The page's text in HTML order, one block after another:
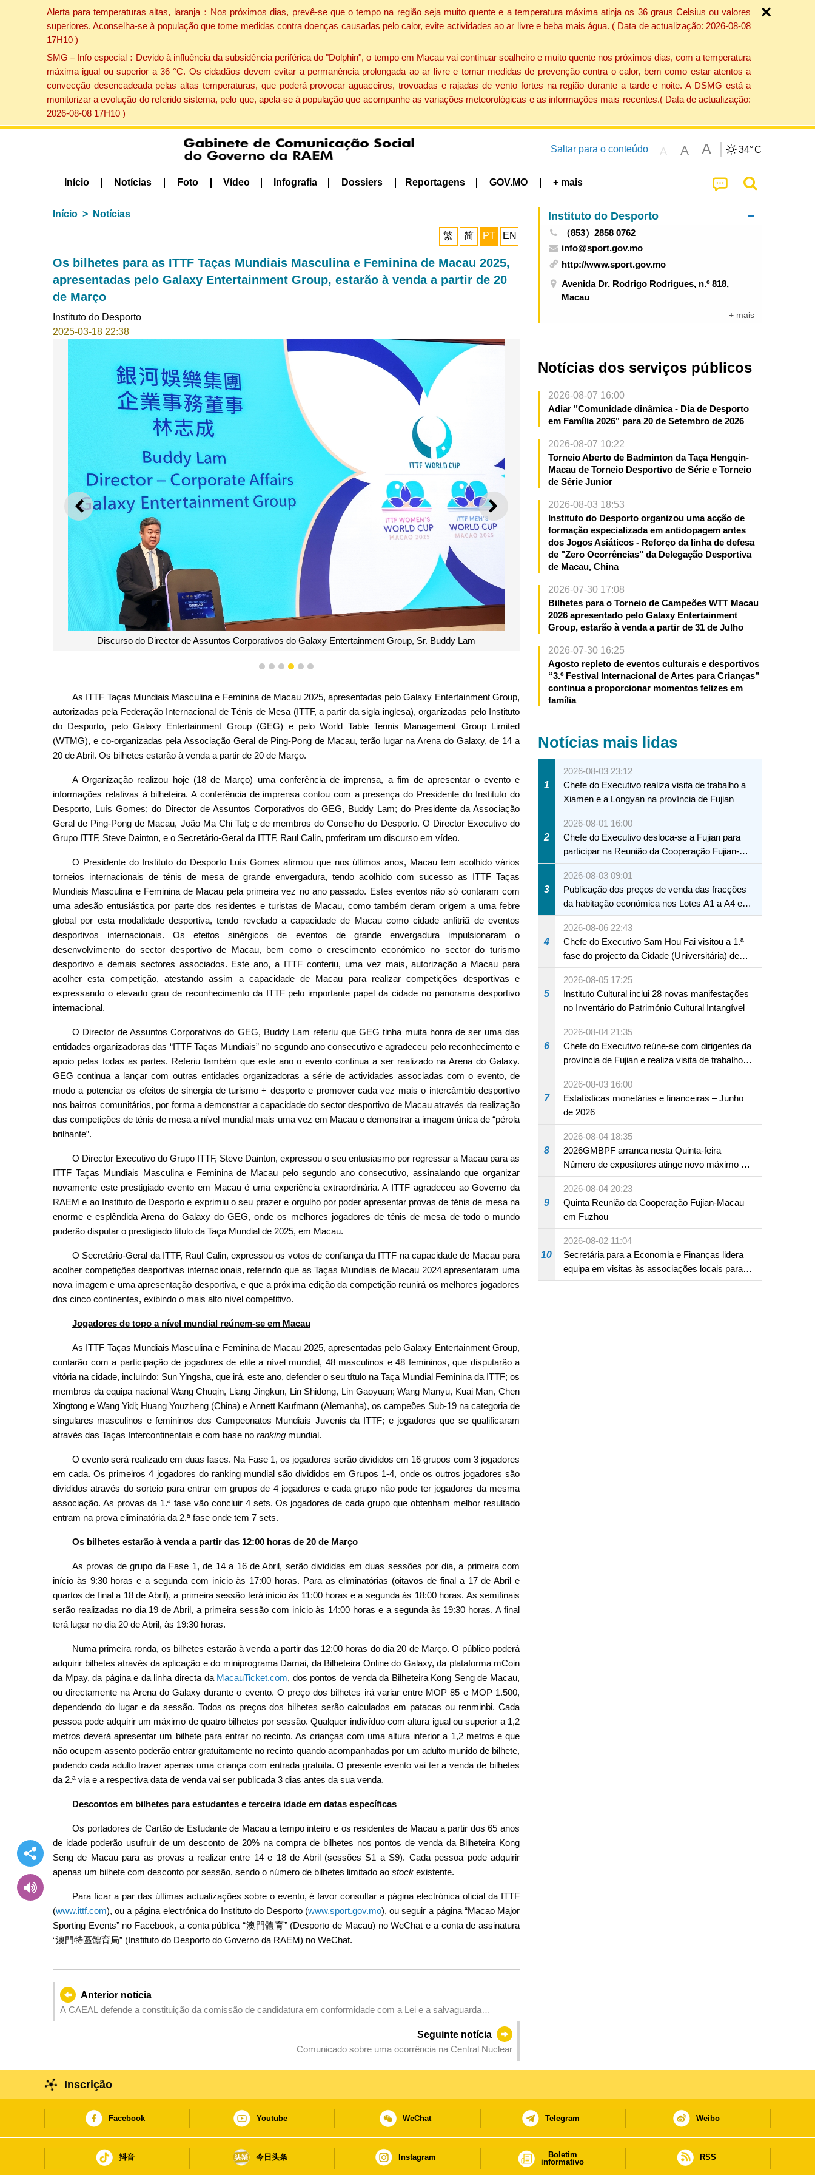
Alerta para temperaturas altas, laranja：Nos próximos dias, prevê-se que o tempo na região seja muito quente e a temperatura máxima atinja os 36 graus Celsius ou valores
superiores. Aconselha-se à população que tome medidas contra doenças causadas pelo calor, evite actividades ao ar livre e beba mais água. ( Data de actualização: 2026-08-08
17H10 )
SMG－Info especial：Devido à influência da subsidência periférica do "Dolphin", o tempo em Macau vai continuar soalheiro e muito quente nos próximos dias, com a temperatura
máxima igual ou superior a 36 °C. Os cidadãos devem evitar a permanência prolongada ao ar livre e tomar medidas de prevenção contra o calor, bem como estar atentos a
convecção desencadeada pelas altas temperaturas, que poderá provocar aguaceiros, trovoadas e rajadas de vento fortes na região durante a tarde e noite. A DSMG está a
monitorizar a evolução do referido sistema, pelo que, apela-se à população que acompanhe as variações meteorológicas e as informações mais recentes.( Data de actualização:
2026-08-08 17H10 )
Saltar para o conteúdo A A A 34°C
Início Notícias Foto Vídeo Infografia Dossiers Reportagens GOV.MO + mais
Início Notícias
繁 简 PT EN
Os bilhetes para as ITTF Taças Mundiais Masculina e Feminina de Macau 2025,
apresentadas pelo Galaxy Entertainment Group, estarão à venda a partir de 20
de Março
Instituto do Desporto
2025-03-18 22:38
ANTERIOR SEGUINTE
Discurso do Director de Assuntos Corporativos do Galaxy Entertainment Group, Sr. Buddy Lam
1 2 3 4 5 6
As ITTF Taças Mundiais Masculina e Feminina de Macau 2025, apresentadas pelo Galaxy Entertainment Group,
autorizadas pela Federação Internacional de Ténis de Mesa (ITTF, a partir da sigla inglesa), organizadas pelo Instituto
do Desporto, pelo Galaxy Entertainment Group (GEG) e pelo World Table Tennis Management Group Limited
(WTMG), e co-organizadas pela Associação Geral de Ping-Pong de Macau, terão lugar na Arena do Galaxy, de 14 a
20 de Abril. Os bilhetes estarão à venda a partir de 20 de Março.
A Organização realizou hoje (18 de Março) uma conferência de imprensa, a fim de apresentar o evento e
informações relativas à bilheteira. A conferência de imprensa contou com a presença do Presidente do Instituto do
Desporto, Luís Gomes; do Director de Assuntos Corporativos do GEG, Buddy Lam; do Presidente da Associação
Geral de Ping-Pong de Macau, João Ma Chi Tat; e de membros do Conselho do Desporto. O Director Executivo do
Grupo ITTF, Steve Dainton, e o Secretário-Geral da ITTF, Raul Calin, proferiram um discurso em vídeo.
O Presidente do Instituto do Desporto Luís Gomes afirmou que nos últimos anos, Macau tem acolhido vários
torneios internacionais de ténis de mesa de grande envergadura, tendo acolhido com sucesso as ITTF Taças
Mundiais Masculina e Feminina de Macau pela primeira vez no ano passado. Estes eventos não só contaram com
uma adesão entusiástica por parte dos residentes e turistas de Macau, como também deram origem a uma febre
global por esta modalidade desportiva, tendo revelado a capacidade de Macau como cidade anfitriã de eventos
desportivos internacionais. Os efeitos sinérgicos de eventos de grande envergadura impulsionaram o
desenvolvimento do sector desportivo de Macau, bem como o crescimento económico no sector do turismo
desportivo e demais sectores associados. Este ano, a ITTF conferiu, uma vez mais, autorização a Macau para
acolher esta competição, atestando assim a capacidade de Macau para realizar competições desportivas e
expressando o elevado grau de reconhecimento da ITTF pelo importante papel da cidade no panorama desportivo
internacional.
O Director de Assuntos Corporativos do GEG, Buddy Lam referiu que GEG tinha muita honra de ser uma das
entidades organizadoras das “ITTF Taças Mundiais” no segundo ano consecutivo e agradeceu pelo reconhecimento e
apoio pelas todas as partes. Referiu também que este ano o evento continua a ser realizado na Arena do Galaxy.
GEG continua a lançar com outras entidades organizadoras a série de actividades associadas com o evento, de
modo a potenciar os efeitos de sinergia de turismo + desporto e promover cada vez mais o intercâmbio desportivo
nos bairros comunitários, por forma a demonstrar a capacidade do sector desportivo de Macau através da realização
das competições de ténis de mesa a nível mundial mais uma vez em Macau e demonstrar a imagem única de “pérola
brilhante”.
O Director Executivo do Grupo ITTF, Steve Dainton, expressou o seu entusiasmo por regressar a Macau para as
ITTF Taças Mundiais Masculina e Feminina de Macau pelo segundo ano consecutivo, assinalando que organizar
novamente este prestigiado evento em Macau é uma experiência extraordinária. A ITTF agradeceu ao Governo da
RAEM e ao Instituto de Desporto e exprimiu o seu prazer e orgulho por poder apresentar provas de ténis de mesa na
enorme e esplêndida Arena do Galaxy do GEG, onde os melhores jogadores de ténis de mesa de todo o mundo
poderão disputar o prestigiado título da Taça Mundial de 2025, em Macau.
O Secretário-Geral da ITTF, Raul Calin, expressou os votos de confiança da ITTF na capacidade de Macau para
acolher competições desportivas internacionais, referindo que as Taças Mundiais de Macau 2024 apresentaram uma
nova imagem e uma apresentação desportiva, e que a próxima edição da competição reunirá os melhores jogadores
dos cinco continentes, exibindo o mais alto nível competitivo.
Jogadores de topo a nível mundial reúnem-se em Macau
As ITTF Taças Mundiais Masculina e Feminina de Macau 2025, apresentadas pelo Galaxy Entertainment Group,
contarão com a participação de jogadores de elite a nível mundial, 48 masculinos e 48 femininos, que disputarão a
vitória na cidade, incluindo: Sun Yingsha, que irá, este ano, defender o seu título na Taça Mundial Feminina da ITTF; os
membros da equipa nacional Wang Chuqin, Liang Jingkun, Lin Shidong, Lin Gaoyuan; Wang Manyu, Kuai Man, Chen
Xingtong e Wang Yidi; Huang Youzheng (China) e Annett Kaufmann (Alemanha), os campeões Sub-19 na categoria de
singulares masculinos e femininos dos Campeonatos Mundiais Juvenis da ITTF; e jogadores que se qualificaram
através das Taças Intercontinentais e com base no ranking mundial.
O evento será realizado em duas fases. Na Fase 1, os jogadores serão divididos em 16 grupos com 3 jogadores
em cada. Os primeiros 4 jogadores do ranking mundial são divididos em Grupos 1-4, onde os outros jogadores são
divididos através do sorteio para entrar em grupos de 4 jogadores e cada grupo não pode ter jogadores da mesma
associação. As provas da 1.ª fase vão concluir 4 sets. Os jogadores de cada grupo que obtenham melhor resultado
entram na prova eliminatória da 2.ª fase onde tem 7 sets.
Os bilhetes estarão à venda a partir das 12:00 horas de 20 de Março
As provas de grupo da Fase 1, de 14 a 16 de Abril, serão divididas em duas sessões por dia, a primeira com
início às 9:30 horas e a segunda com início às 17:00 horas. Para as eliminatórias (oitavos de final a 17 de Abril e
quartos de final a 18 de Abril), a primeira sessão terá início às 11:00 horas e a segunda às 18:00 horas. As semifinais
serão realizadas no dia 19 de Abril, a primeira sessão com início às 14:00 horas e a segunda às 19:30 horas. A final
terá lugar no dia 20 de Abril, às 19:30 horas.
Numa primeira ronda, os bilhetes estarão à venda a partir das 12:00 horas do dia 20 de Março. O público poderá
adquirir bilhetes através da aplicação e do miniprograma Damai, da Bilheteira Online do Galaxy, da plataforma mCoin
da Mpay, da página e da linha directa da MacauTicket.com, dos pontos de venda da Bilheteira Kong Seng de Macau,
ou directamente na Arena do Galaxy durante o evento. O preço dos bilhetes irá variar entre MOP 85 e MOP 1.500,
dependendo do lugar e da sessão. Todos os preços dos bilhetes serão calculados em patacas ou renminbi. Cada
pessoa pode adquirir um máximo de quatro bilhetes por sessão. Qualquer indivíduo com altura igual ou superior a 1,2
metros deverá apresentar um bilhete para entrar no recinto. As crianças com uma altura inferior a 1,2 metros e que
não ocupem assento poderão entrar gratuitamente no recinto quando acompanhadas por um adulto munido de bilhete,
podendo cada adulto trazer apenas uma criança com entrada gratuita. O presente evento vai ter a venda de bilhetes
da 2.ª via e a respectiva data de venda vai ser publicada 3 dias antes da sua venda.
Descontos em bilhetes para estudantes e terceira idade em datas específicas
Os portadores de Cartão de Estudante de Macau a tempo inteiro e os residentes de Macau a partir dos 65 anos
de idade poderão usufruir de um desconto de 20% na compra de bilhetes nos pontos de venda da Bilheteira Kong
Seng de Macau para as provas a realizar entre 14 e 18 de Abril (sessões S1 a S9). Cada pessoa pode adquirir
apenas um bilhete com desconto por sessão, sendo o número de bilhetes limitado ao stock existente.
Para ficar a par das últimas actualizações sobre o evento, é favor consultar a página electrónica oficial da ITTF
(www.ittf.com), ou a página electrónica do Instituto do Desporto (www.sport.gov.mo), ou seguir a página “Macao Major
Sporting Events” no Facebook, a conta pública “澳門體育” (Desporto de Macau) no WeChat e a conta de assinatura
“澳門特區體育局” (Instituto do Desporto do Governo da RAEM) no WeChat.
Anterior notícia
A CAEAL defende a constituição da comissão de candidatura em conformidade com a Lei e a salvaguarda
Seguinte notícia
Comunicado sobre uma ocorrência na Central Nuclear
Instituto do Desporto
（853）2858 0762
info@sport.gov.mo
http://www.sport.gov.mo
Avenida Dr. Rodrigo Rodrigues, n.º 818,
Macau
+ mais
Notícias dos serviços públicos
2026-08-07 16:00
Adiar "Comunidade dinâmica - Dia de Desporto
em Família 2026" para 20 de Setembro de 2026
2026-08-07 10:22
Torneio Aberto de Badminton da Taça Hengqin-
Macau de Torneio Desportivo de Série e Torneio
de Série Junior
2026-08-03 18:53
Instituto do Desporto organizou uma acção de
formação especializada em antidopagem antes
dos Jogos Asiáticos - Reforço da linha de defesa
de "Zero Ocorrências" da Delegação Desportiva
de Macau, China
2026-07-30 17:08
Bilhetes para o Torneio de Campeões WTT Macau
2026 apresentado pelo Galaxy Entertainment
Group, estarão à venda a partir de 31 de Julho
2026-07-30 16:25
Agosto repleto de eventos culturais e desportivos
“3.º Festival Internacional de Artes para Crianças”
continua a proporcionar momentos felizes em
família
Notícias mais lidas
1
2026-08-03 23:12
Chefe do Executivo realiza visita de trabalho a
Xiamen e a Longyan na província de Fujian
2
2026-08-01 16:00
Chefe do Executivo desloca-se a Fujian para
participar na Reunião da Cooperação Fujian-
Macau
3
2026-08-03 09:01
Publicação dos preços de venda das fracções
da habitação económica nos Lotes A1 a A4 e
A12 da Zona A dos Novos Aterros
4
2026-08-06 22:43
Chefe do Executivo Sam Hou Fai visitou a 1.ª
fase do projecto da Cidade (Universitária) de
Educação Internacional de Macau e Hengqin
5
2026-08-05 17:25
Instituto Cultural inclui 28 novas manifestações
no Inventário do Património Cultural Intangível
6
2026-08-04 21:35
Chefe do Executivo reúne-se com dirigentes da
província de Fujian e realiza visita de trabalho
em Fuzhou
7
2026-08-03 16:00
Estatísticas monetárias e financeiras – Junho
de 2026
8
2026-08-04 18:35
2026GMBPF arranca nesta Quinta-feira
Número de expositores atinge novo máximo em
18 anos
9
2026-08-04 20:23
Quinta Reunião da Cooperação Fujian-Macau
em Fuzhou
10
2026-08-02 11:04
Secretária para a Economia e Finanças lidera
equipa em visitas às associações locais para
consolidar consensos e promover os trabalhos
Inscrição
Facebook Youtube WeChat Telegram Weibo
抖音 今日头条 Instagram
Boletim
informativo
RSS